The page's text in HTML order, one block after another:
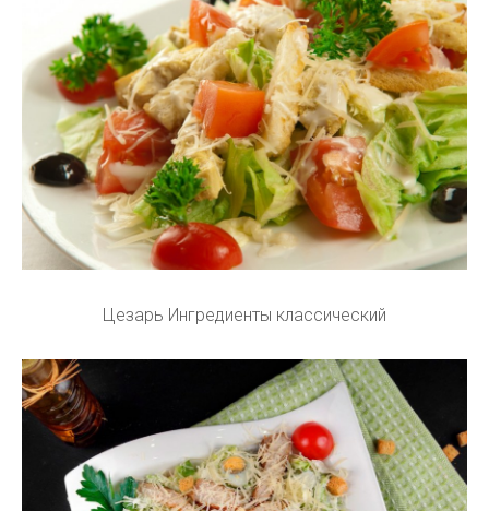
Цезарь Ингредиенты классический